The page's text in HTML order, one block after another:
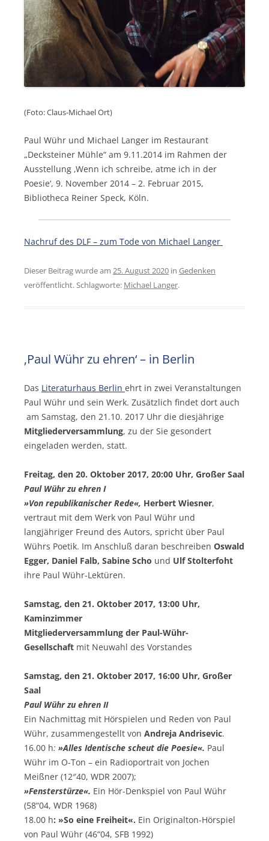
(Foto: Claus-Michael Ort)
Paul Wühr und Michael Langer im Restaurant
„Decksteiner Mühle“ am 9.11.2014 im Rahmen der
Ausstellung ‚Wenn ich schreibe, atme ich in der
Poesie‘, 9. November 2014 – 2. Februar 2015,
Bibliotheca Reiner Speck, Köln.
Nachruf des DLF – zum Tode von Michael Langer
Dieser Beitrag wurde am 25. August 2020in Gedenken
veröffentlicht. Schlagworte: Michael Langer.
‚Paul Wühr zu ehren‘ – in Berlin
Das Literaturhaus Berlin ehrt in zwei Veranstaltungen
Paul Wühr und sein Werk. Zusätzlich findet dort auch
am Samstag, den 21.10. 2017 Uhr die diesjährige
Mitgliederversammlung, zu der Sie gesondert
eingeladen werden, statt.
Freitag, den 20. Oktober 2017, 20:00 Uhr, Großer Saal
Paul Wühr zu ehren I
»Von republikanischer Rede«, Herbert Wiesner,
vertraut mit dem Werk von Paul Wühr und
langjähriger Freund des Autors, spricht über Paul
Wührs Poetik. Im Anschluß daran beschreiben Oswald
Egger, Daniel Falb, Sabine Scho und Ulf Stolterfoht
ihre Paul Wühr-Lektüren.
Samstag, den 21. Oktober 2017, 13:00 Uhr,
Kaminzimmer
Mitgliederversammlung der Paul-Wühr-
Gesellschaft mit Neuwahl des Vorstandes
Samstag, den 21. Oktober 2017, 16:00 Uhr, Großer
Saal
Paul Wühr zu ehren II
Ein Nachmittag mit Hörspielen und Reden von Paul
Wühr, zusammengestellt von Andreja Andrisevic.
16.00 h: »Alles Identische scheut die Poesie«. Paul
Wühr im O-Ton – ein Radioportrait von Jochen
Meißner (12″40, WDR 2007);
»Fensterstürze«. Ein Hör-Denkspiel von Paul Wühr
(58“04, WDR 1968)
18.00 h: »So eine Freiheit«. Ein Originalton-Hörspiel
von Paul Wühr (46“04, SFB 1992)